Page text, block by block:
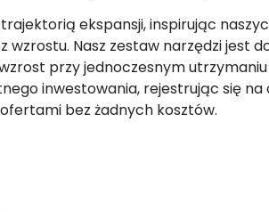
ekspansji, inspirując
wzrostu. Nasz zestaw narzędzi jest
przy jednoczesnym
inwestowania, rejestrując się
bez żadnych kosztów.